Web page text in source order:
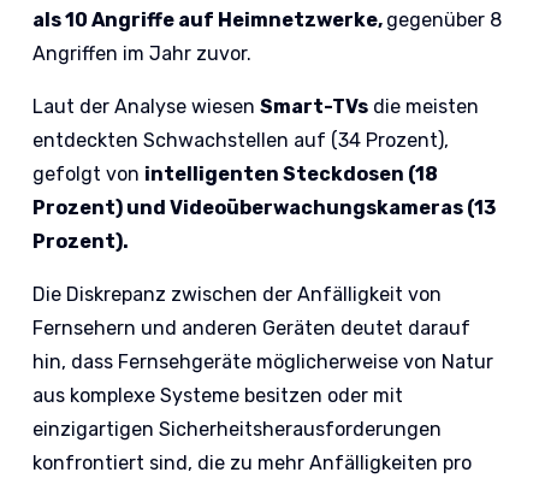
als 10 Angriffe auf Heimnetzwerke, gegenüber 8
Angriffen im Jahr zuvor.
Laut der Analyse wiesenSmart-TVs die meisten
entdeckten Schwachstellen auf (34 Prozent),
gefolgt von intelligenten Steckdosen (18
Prozent) und Videoüberwachungskameras (13
Prozent).
Die Diskrepanz zwischen der Anfälligkeit von
Fernsehern und anderen Geräten deutet darauf
hin, dass Fernsehgeräte möglicherweise von Natur
aus komplexe Systeme besitzen oder mit
einzigartigen Sicherheitsherausforderungen
konfrontiert sind, die zu mehr Anfälligkeiten pro